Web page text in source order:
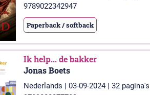
9789022342947
Paperback / softback
Ik help... de bakker
Jonas Boets
Nederlands | 03-09-2024 | 32 pagina's